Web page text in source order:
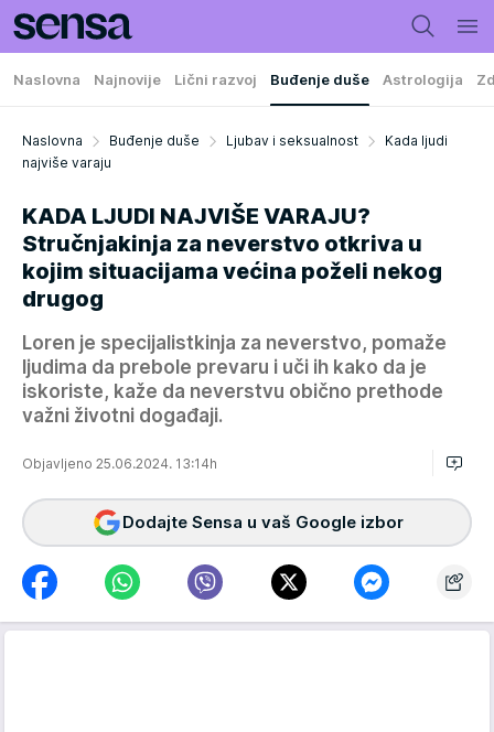
Naslovna Najnovije Lični razvoj Buđenje duše Astrologija
Naslovna Buđenje duše Ljubav i seksualnost
Kada ljudi
najviše varaju
KADA LJUDI NAJVIŠE VARAJU?
Stručnjakinja za neverstvo otkriva u
kojim situacijama većina poželi nekog
drugog
Loren je specijalistkinja za neverstvo, pomaže
ljudima da prebole prevaru i uči ih kako da je
iskoriste, kaže da neverstvu obično prethode
važni životni događaji.
Objavljeno 25.06.2024. 13:14h
Dodajte Sensa u vaš Google izbor